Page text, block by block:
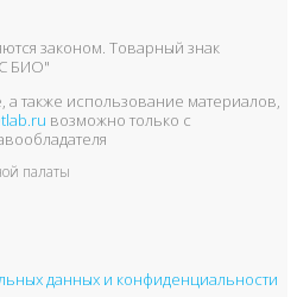
законом. Товарный знак
БИО"
также использование материалов,
возможно только с
палаты
данных и конфиденциальности